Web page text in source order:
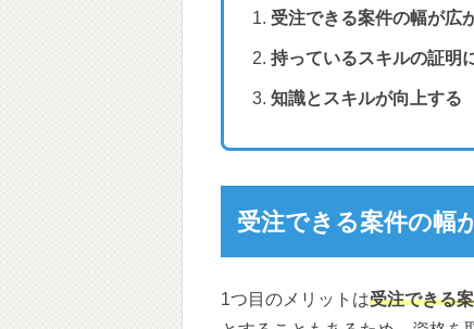
受注できる案件の幅が広
持っているスキルの証明
知識とスキルが向上する
受注できる案件の幅
1つ目のメリットは受注できる